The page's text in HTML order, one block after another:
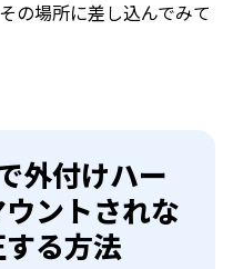
の場所に差し込んでみて
外付けハー
ントされな
る方法